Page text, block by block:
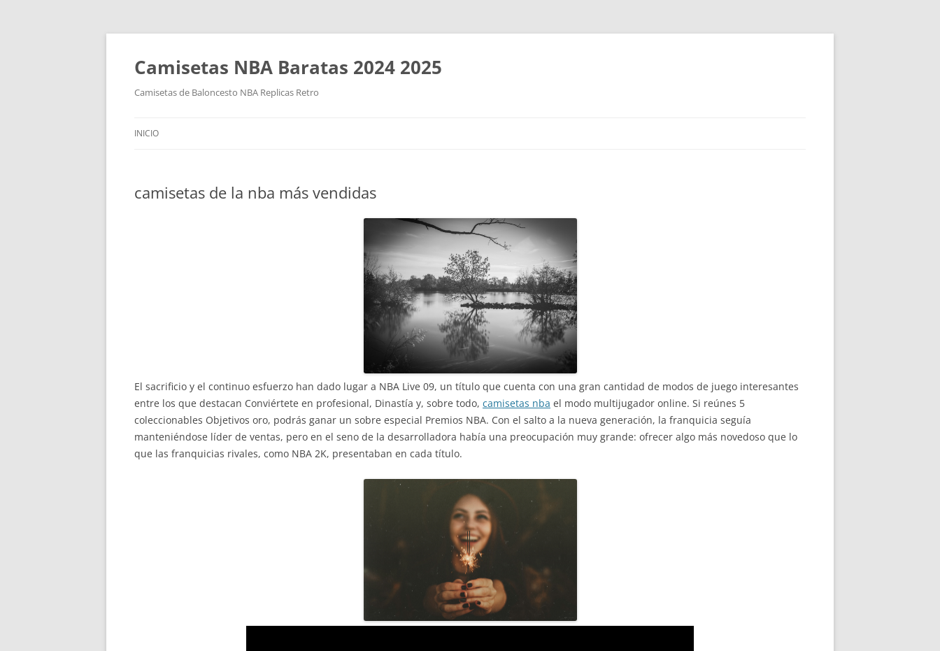
Camisetas NBA Baratas 2024 2025
Camisetas de Baloncesto NBA Replicas Retro
INICIO
camisetas de la nba más vendidas
El sacrificio y el continuo esfuerzo han dado lugar a NBA Live 09, un título que cuenta con una gran cantidad de modos de juego interesantes
entre los que destacan Conviértete en profesional, Dinastía y, sobre todo, camisetas nba el modo multijugador online. Si reúnes 5
coleccionables Objetivos oro, podrás ganar un sobre especial Premios NBA. Con el salto a la nueva generación, la franquicia seguía
manteniéndose líder de ventas, pero en el seno de la desarrolladora había una preocupación muy grande: ofrecer algo más novedoso que lo
que las franquicias rivales, como NBA 2K, presentaban en cada título.